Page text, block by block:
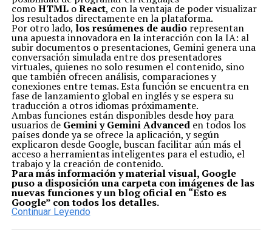
comoHTMLoReact, con la ventaja de poder visualizar
los resultados directamente en la plataforma.
Por otro lado, los resúmenes de audiorepresentan
una apuesta innovadora en la interacción con la IA: al
subir documentos o presentaciones, Gemini genera una
conversación simulada entre dos presentadores
virtuales, quienes no solo resumen el contenido, sino
que también ofrecen análisis, comparaciones y
conexiones entre temas. Esta función se encuentra en
fase de lanzamiento global en inglés y se espera su
traducción a otros idiomas próximamente.
Ambas funciones están disponibles desde hoy para
usuarios de Gemini y Gemini Advanceden todos los
países donde ya se ofrece la aplicación, y según
explicaron desde Google, buscan facilitar aún más el
acceso a herramientas inteligentes para el estudio, el
trabajo y la creación de contenido.
Para más información y material visual, Google
puso a disposición una carpeta con imágenes de las
nuevas funciones y un blog oficial en “Esto es
Google” con todos los detalles.
Continuar Leyendo